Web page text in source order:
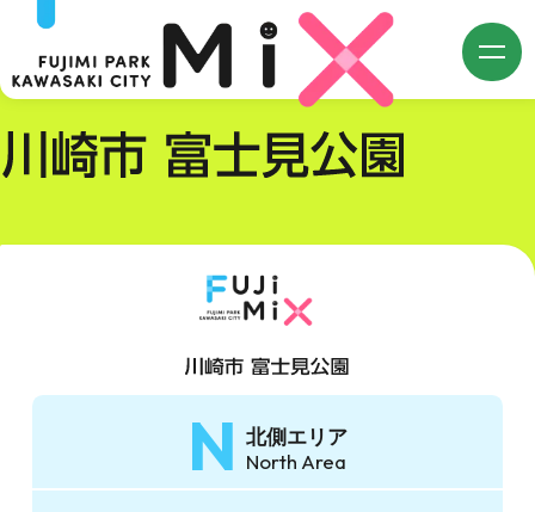
single.php
N 北側エリア
North Area